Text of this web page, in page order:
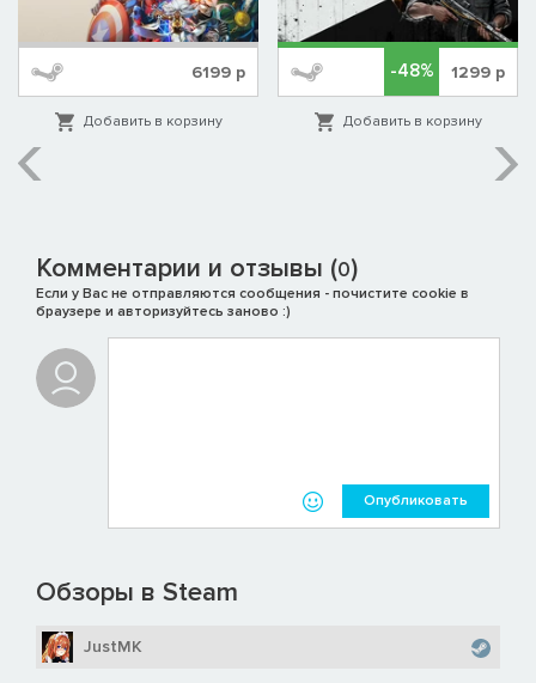
он совместим с новейшими планшетными ПК и сенсорными
экранами.
Данные сохранения пользователя хранятся в облаке
Steam, поэтому читатели могут легко продолжить чтение в
любом месте.
6199 р
Добавить в корзину
-48% 1299 р
Добавить в корзину
Комментарии и отзывы (0)
Если у Вас не отправляются сообщения - почистите cookie в
браузере и авторизуйтесь заново :)
Опубликовать
Обзоры в Steam
JustMK